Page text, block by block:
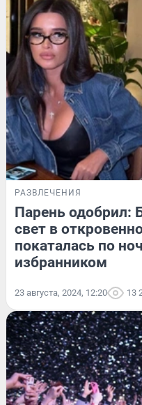
РАЗВЛЕЧЕНИЯ
Парень одобрил:
свет в
покаталась по
избранником
23 августа, 2024, 12:20 13